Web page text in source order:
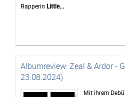
Rapperin Little...
Albumreview: Zeal & Ardor -
23.08.2024)
Mit ihrem